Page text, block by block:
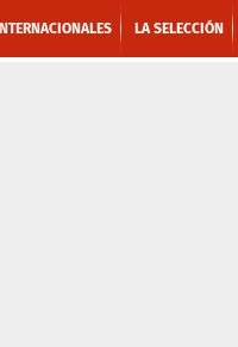
INTERNACIONALES LA SELECCIÓN